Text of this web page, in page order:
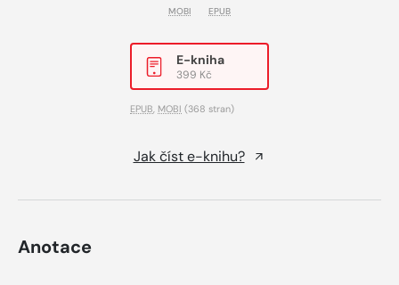
MOBI EPUB
E-kniha
399 Kč
EPUB, MOBI (368 stran)
Jak číst e-knihu?
Anotace